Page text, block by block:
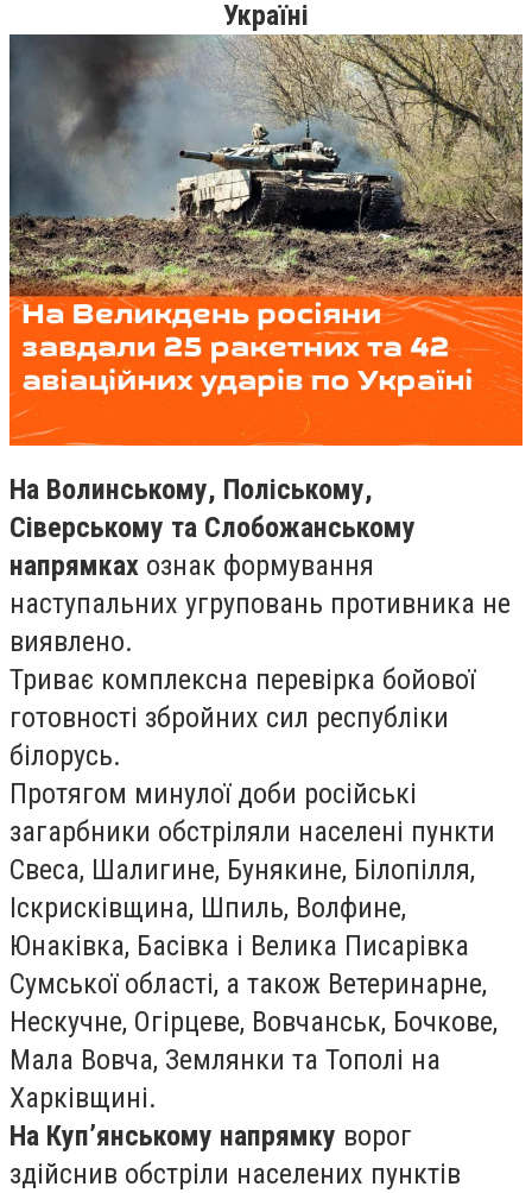
Україні
На Волинському, Поліському,
Сіверському та Слобожанському
напрямках ознак формування
наступальних угруповань противника не
виявлено.
Триває комплексна перевірка бойової
готовності збройних сил республіки
білорусь.
Протягом минулої доби російські
загарбники обстріляли населені пункти
Свеса, Шалигине, Бунякине, Білопілля,
Іскрисківщина, Шпиль, Волфине,
Юнаківка, Басівка і Велика Писарівка
Сумської області, а також Ветеринарне,
Нескучне, Огірцеве, Вовчанськ, Бочкове,
Мала Вовча, Землянки та Тополі на
Харківщині.
На Куп’янському напрямку ворог
здійснив обстріли населених пунктів